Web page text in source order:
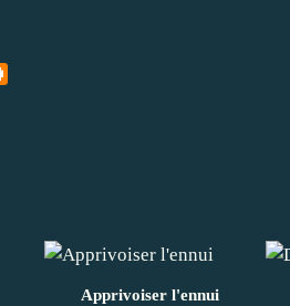
Apprivoiser l'ennui